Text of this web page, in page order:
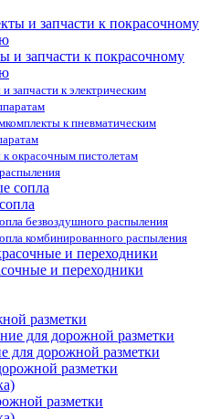
и запчасти к покрасочному
запчасти к электрическим
к пневматическим
окрасочным пистолетам
безвоздушного распыления
комбинированного распыления
и переходники
разметки
для дорожной разметки
разметки